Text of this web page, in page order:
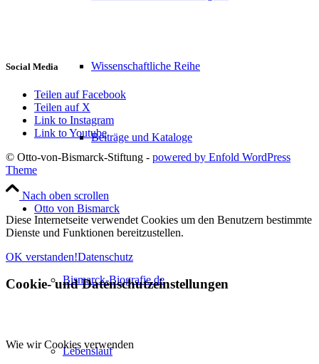
Wissenschaftliche Reihe
Beiträge und Kataloge
Otto von Bismarck
Bismarck-Biografie.de
Lebenslauf
Social Media
Teilen auf Facebook
Teilen auf X
Link to Instagram
Link to Youtube
© Otto-von-Bismarck-Stiftung - powered by Enfold WordPress
Theme
Nach oben scrollen
Diese Internetseite verwendet Cookies um den Benutzern bestimmte
Dienste und Funktionen bereitzustellen.
OK verstanden!Datenschutz
Cookie- und Datenschutzeinstellungen
Wie wir Cookies verwenden